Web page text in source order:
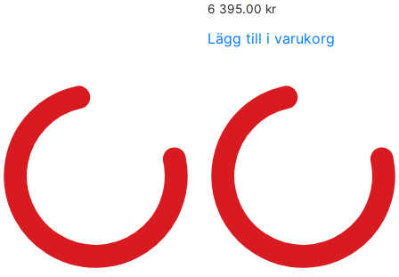
6 395.00 kr
Lägg till i varukorg